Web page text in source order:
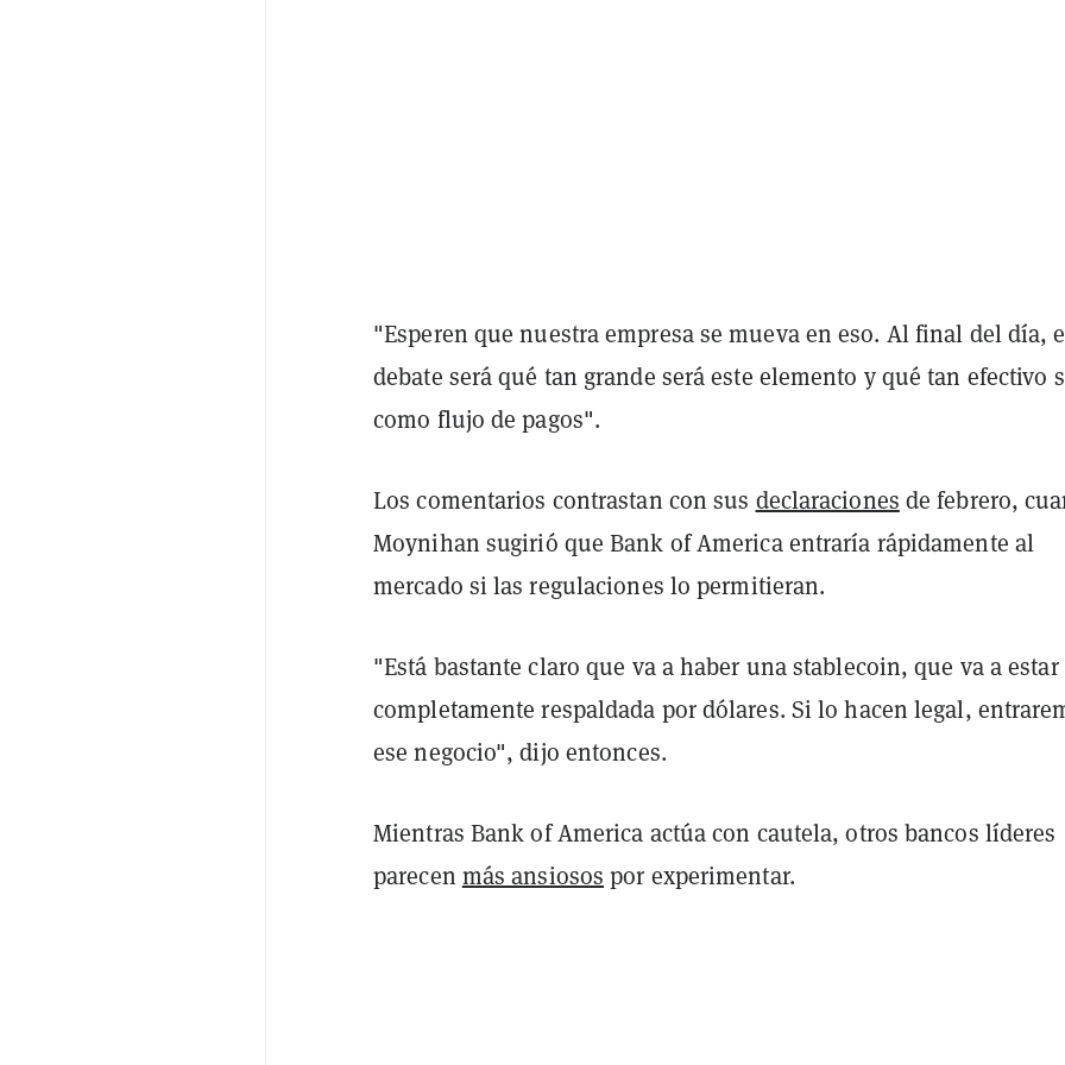
"Esperen que nuestra empresa se mueva en eso. Al final del día,
debate será qué tan grande será este elemento y qué tan efectivo
como flujo de pagos".
Los comentarios contrastan con sus declaraciones de febrero,
Moynihan sugirió que Bank of America entraría rápidamente al
mercado si las regulaciones lo permitieran.
"Está bastante claro que va a haber una stablecoin, que va a estar
completamente respaldada por dólares. Si lo hacen legal,
ese negocio", dijo entonces.
Mientras Bank of America actúa con cautela, otros bancos líderes
parecen más ansiosos por experimentar.